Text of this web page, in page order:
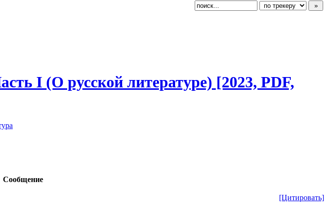
I (О русской литературе) [2023, PDF,
Сообщение
[Цитировать]